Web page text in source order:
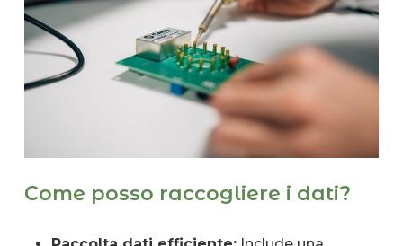
Come posso raccogliere i dati?